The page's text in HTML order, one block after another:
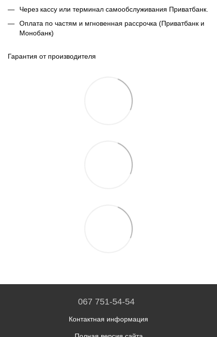
Через кассу или терминал самообслуживания Приватбанк.
Оплата по частям и мгновенная рассрочка (Приватбанк и
Монобанк)
Гарантия от производителя
067 751-54-54
Контактная информация